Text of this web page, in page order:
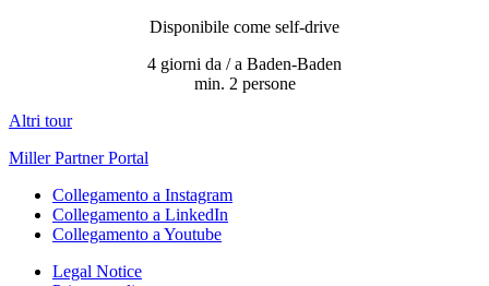
Disponibile come self-drive
4 giorni da / a Baden‑Baden
min. 2 persone
Altri tour
Miller Partner Portal
Collegamento a Instagram
Collegamento a LinkedIn
Collegamento a Youtube
Legal Notice